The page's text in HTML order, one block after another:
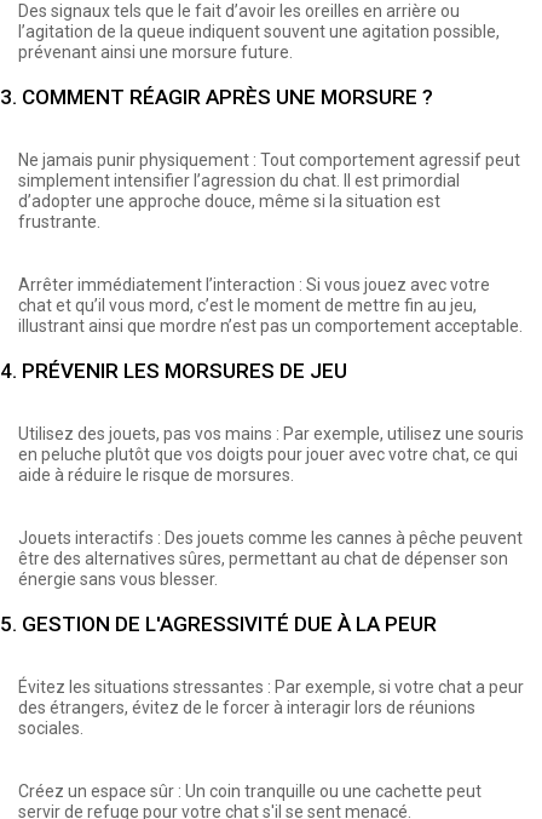
Des signaux tels que le fait d’avoir les oreilles en arrière ou
l’agitation de la queue indiquent souvent une agitation possible,
prévenant ainsi une morsure future.
3. COMMENT RÉAGIR APRÈS UNE MORSURE ?
Ne jamais punir physiquement : Tout comportement agressif peut
simplement intensifier l’agression du chat. Il est primordial
d’adopter une approche douce, même si la situation est
frustrante.
Arrêter immédiatement l’interaction : Si vous jouez avec votre
chat et qu’il vous mord, c’est le moment de mettre fin au jeu,
illustrant ainsi que mordre n’est pas un comportement acceptable.
4. PRÉVENIR LES MORSURES DE JEU
Utilisez des jouets, pas vos mains : Par exemple, utilisez une souris
en peluche plutôt que vos doigts pour jouer avec votre chat, ce qui
aide à réduire le risque de morsures.
Jouets interactifs : Des jouets comme les cannes à pêche peuvent
être des alternatives sûres, permettant au chat de dépenser son
énergie sans vous blesser.
5. GESTION DE L'AGRESSIVITÉ DUE À LA PEUR
Évitez les situations stressantes : Par exemple, si votre chat a peur
des étrangers, évitez de le forcer à interagir lors de réunions
sociales.
Créez un espace sûr : Un coin tranquille ou une cachette peut
servir de refuge pour votre chat s'il se sent menacé.